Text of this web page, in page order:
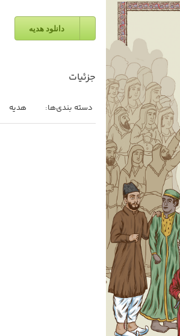
دانلود هدیه
جزئیات
دسته بندی‌ها: هدیه